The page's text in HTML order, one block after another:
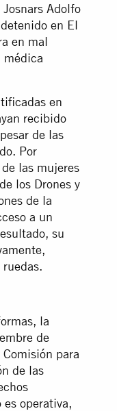
Adolfo
en El
en mal
médica
en
recibido
de las
Por
las mujeres
los Drones y
de la
a un
su
la
de
para
de las
es operativa,